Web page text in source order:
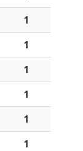
1
1
1
1
1
1